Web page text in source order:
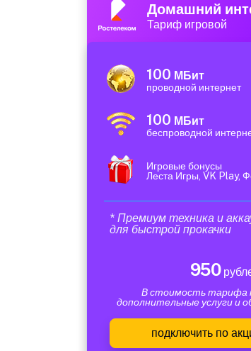
Домашний
Тариф игровой
100 МБит
проводной интернет
100 МБит
беспроводной
Игровые бонусы
Леста Игры, VK Play,
* Премиум техника и
для быстрой прокачки
950
В стоимость тарифа
дополнительные услуги и
подключить по